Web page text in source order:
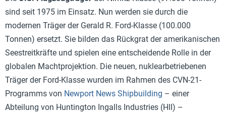
sind seit 1975 im Einsatz. Nun werden sie durch die
modernen Träger der Gerald R. Ford-Klasse (100.000
Tonnen) ersetzt. Sie bilden das Rückgrat der amerikanischen
Seestreitkräfte und spielen eine entscheidende Rolle in der
globalen Machtprojektion. Die neuen, nuklearbetriebenen
Träger der Ford-Klasse wurden im Rahmen des CVN-21-
Programms von Newport News Shipbuilding – einer
Abteilung von Huntington Ingalls Industries (HII) –